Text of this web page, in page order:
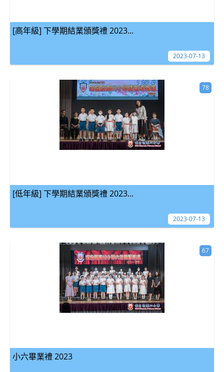
[高年級] 下學期結業頒獎禮 2023...
2023-07-13
[低年級] 下學期結業頒獎禮 2023...
78
2023-07-13
小六畢業禮 2023
67